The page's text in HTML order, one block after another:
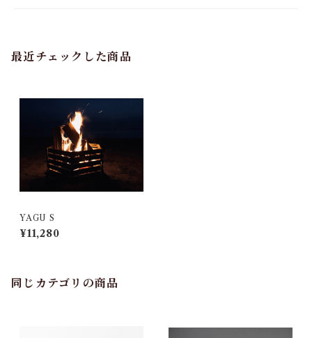
最近チェックした商品
YAGU S
¥11,280
同じカテゴリの商品